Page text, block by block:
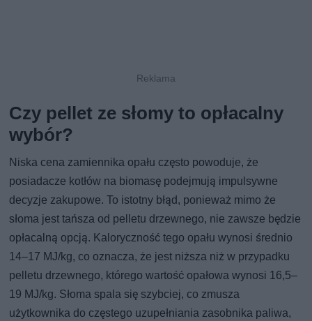
Czy pellet ze słomy to opłacalny
wybór?
Niska cena zamiennika opału często powoduje, że
posiadacze kotłów na biomasę podejmują impulsywne
decyzje zakupowe. To istotny błąd, ponieważ mimo że
słoma jest tańsza od pelletu drzewnego, nie zawsze będzie
opłacalną opcją. Kaloryczność tego opału wynosi średnio
14–17 MJ/kg, co oznacza, że jest niższa niż w przypadku
pelletu drzewnego, którego wartość opałowa wynosi 16,5–
19 MJ/kg. Słoma spala się szybciej, co zmusza
użytkownika do częstego uzupełniania zasobnika paliwa,